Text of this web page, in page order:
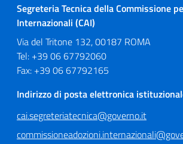
Segreteria Tecnica della Commissione
Internazionali (CAI)
Via del Tritone 132, 00187 ROMA
Tel: +39 06 67792060
Fax: +39 06 67792165
Indirizzo di posta elettronica
cai.segreteriatecnica@governo.it